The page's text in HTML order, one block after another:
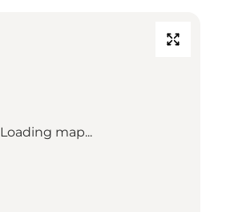
Loading map...